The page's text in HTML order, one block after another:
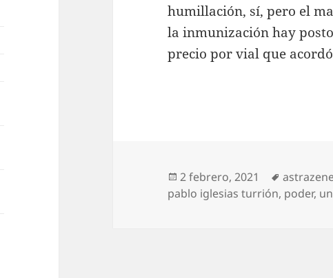
humillación, sí, pero el
la inmunización hay
precio por vial que
Publicado
el
2 febrero, 2021 Etiquetas
pablo iglesias turrión, poder,